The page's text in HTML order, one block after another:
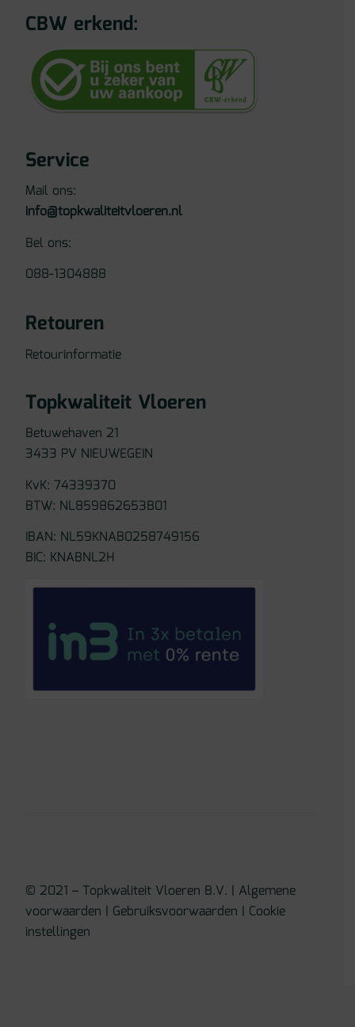
CBW erkend:
Service
Mail ons:
info@topkwaliteitvloeren.nl
Bel ons:
088-1304888
Retouren
Retourinformatie
Topkwaliteit Vloeren
Betuwehaven 21
3433 PV NIEUWEGEIN
KvK: 74339370
BTW: NL859862653B01
IBAN: NL59KNAB0258749156
BIC: KNABNL2H
© 2021 – Topkwaliteit Vloeren B.V. | Algemene
voorwaarden | Gebruiksvoorwaarden | Cookie
instellingen